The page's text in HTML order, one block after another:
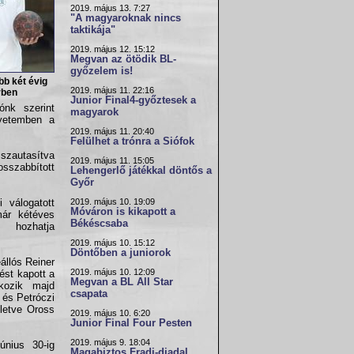
két évig
szerint
a
válogatott
kétéves
hozhatja
Reiner
kapott a
majd
Petróczi
Oross
30-ig
2019. május 13. 7:27
"A magyaroknak nincs
taktikája"
2019. május 12. 15:12
Megvan az ötödik BL-
győzelem is!
2019. május 11. 22:16
Junior Final4-győztesek a
magyarok
2019. május 11. 20:40
Felülhet a trónra a Siófok
2019. május 11. 15:05
Lehengerlő játékkal döntős a
Győr
2019. május 10. 19:09
Móváron is kikapott a
Békéscsaba
2019. május 10. 15:12
Döntőben a juniorok
2019. május 10. 12:09
Megvan a BL All Star
csapata
2019. május 10. 6:20
Junior Final Four Pesten
2019. május 9. 18:04